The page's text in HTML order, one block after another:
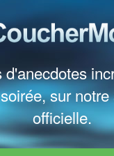
d'anecdotes
sur
officielle.